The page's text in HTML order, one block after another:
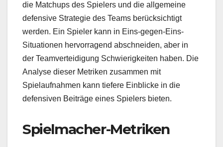
die Matchups des Spielers und die allgemeine
defensive Strategie des Teams berücksichtigt
werden. Ein Spieler kann in Eins-gegen-Eins-
Situationen hervorragend abschneiden, aber in
der Teamverteidigung Schwierigkeiten haben. Die
Analyse dieser Metriken zusammen mit
Spielaufnahmen kann tiefere Einblicke in die
defensiven Beiträge eines Spielers bieten.
Spielmacher-Metriken